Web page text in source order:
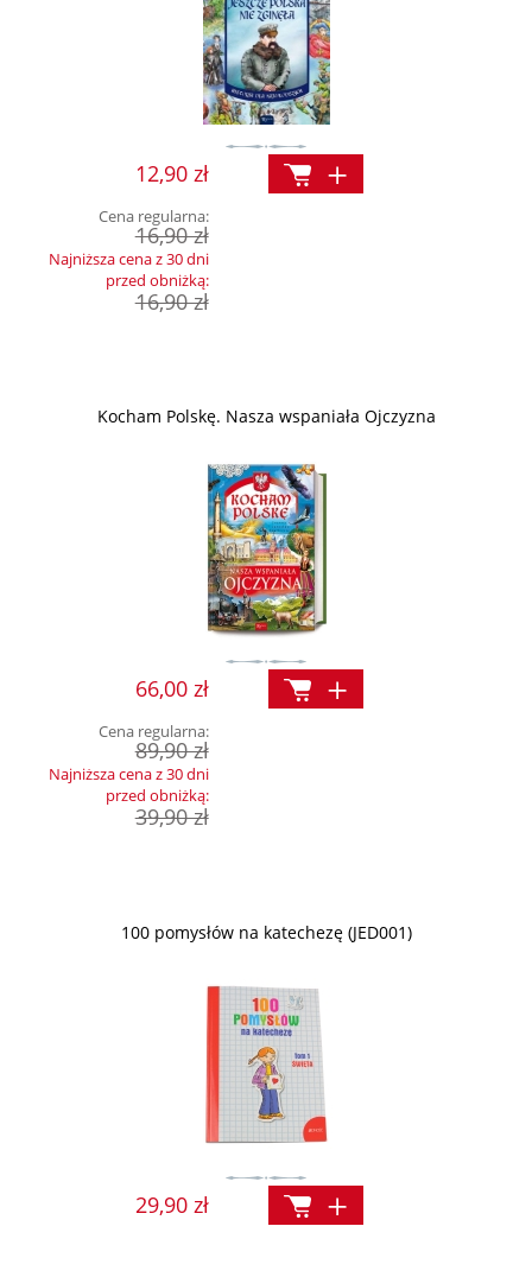
12,90 zł
Cena regularna:
16,90 zł
Najniższa cena z 30 dni
przed obniżką:
16,90 zł
Kocham Polskę. Nasza wspaniała Ojczyzna
66,00 zł
Cena regularna:
89,90 zł
Najniższa cena z 30 dni
przed obniżką:
39,90 zł
100 pomysłów na katechezę (JED001)
29,90 zł